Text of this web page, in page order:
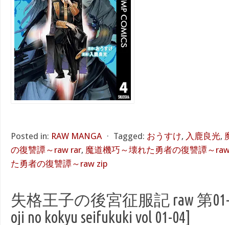
Posted in: RAW MANGA ⋅ Tagged: おうすけ, 入鹿良光,
の復讐譚～raw rar, 魔道機巧～壊れた勇者の復讐譚～
た勇者の復讐譚～raw zip
失格王子の後宮征服記 raw 第01-
oji no kokyu seifukuki vol 01-04]